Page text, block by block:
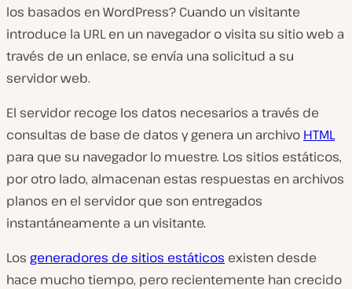
los basados en WordPress? Cuando un visitante
introduce la URL en un navegador o visita su sitio web a
través de un enlace, se envía una solicitud a su
servidor web.
El servidor recoge los datos necesarios a través de
consultas de base de datos y genera un archivo HTML
para que su navegador lo muestre. Los sitios estáticos,
por otro lado, almacenan estas respuestas en archivos
planos en el servidor que son entregados
instantáneamente a un visitante.
Los generadores de sitios estáticos existen desde
hace mucho tiempo, pero recientemente han crecido